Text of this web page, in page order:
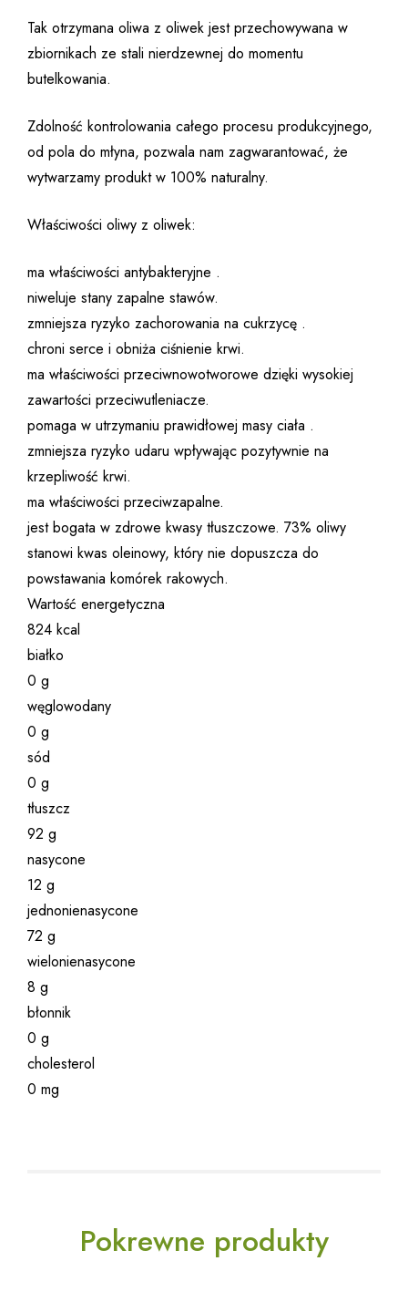
Tak otrzymana oliwa z oliwek jest przechowywana w
zbiornikach ze stali nierdzewnej do momentu
butelkowania.
Zdolność kontrolowania całego procesu produkcyjnego,
od pola do młyna, pozwala nam zagwarantować, że
wytwarzamy produkt w 100% naturalny.
Właściwości oliwy z oliwek:
ma właściwości antybakteryjne .
niweluje stany zapalne stawów.
zmniejsza ryzyko zachorowania na cukrzycę .
chroni serce i obniża ciśnienie krwi.
ma właściwości przeciwnowotworowe dzięki wysokiej
zawartości przeciwutleniacze.
pomaga w utrzymaniu prawidłowej masy ciała .
zmniejsza ryzyko udaru wpływając pozytywnie na
krzepliwość krwi.
ma właściwości przeciwzapalne.
jest bogata w zdrowe kwasy tłuszczowe. 73% oliwy
stanowi kwas oleinowy, który nie dopuszcza do
powstawania komórek rakowych.
Wartość energetyczna
824 kcal
białko
0 g
węglowodany
0 g
sód
0 g
tłuszcz
92 g
nasycone
12 g
jednonienasycone
72 g
wielonienasycone
8 g
błonnik
0 g
cholesterol
0 mg
Pokrewne produkty